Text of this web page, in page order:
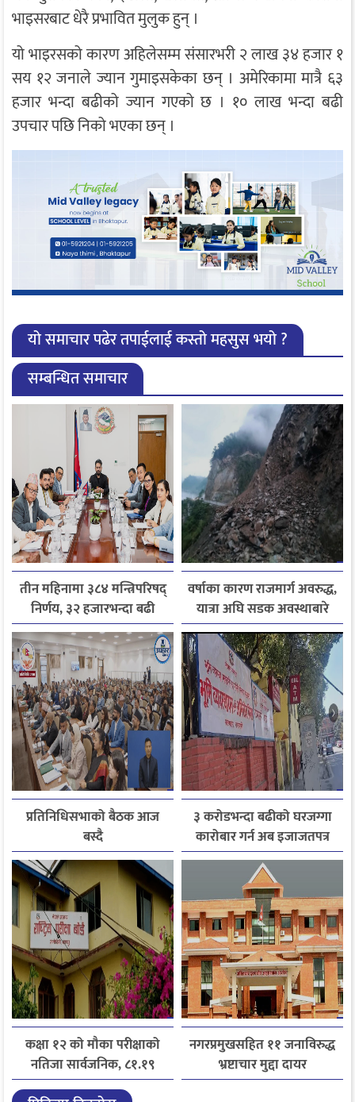
भाइसरबाट धेरै प्रभावित मुलुक हुन् ।
यो भाइरसको कारण अहिलेसम्म संसारभरी २ लाख ३४ हजार १
सय १२ जनाले ज्यान गुमाइसकेका छन् । अमेरिकामा मात्रै ६३
हजार भन्दा बढीको ज्यान गएको छ । १० लाख भन्दा बढी
उपचार पछि निको भएका छन् ।
यो समाचार पढेर तपाईलाई कस्तो महसुस भयो ?
सम्बन्धित समाचार
तीन महिनामा ३८४ मन्त्रिपरिषद्
निर्णय, ३२ हजारभन्दा बढी
गुनासो फर्छ्योट
वर्षाका कारण राजमार्ग अवरुद्ध,
यात्रा अघि सडक अवस्थाबारे
जानकारी लिन आग्रह
प्रतिनिधिसभाको बैठक आज
बस्दै
३ करोडभन्दा बढीको घरजग्गा
कारोबार गर्न अब इजाजतपत्र
अनिवार्य
कक्षा १२ को मौका परीक्षाको
नतिजा सार्वजनिक, ८१.१९
प्रतिशत विद्यार्थी उत्तीर्ण
नगरप्रमुखसहित ११ जनाविरुद्ध
भ्रष्टाचार मुद्दा दायर